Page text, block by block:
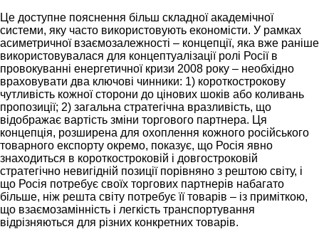
Це доступне пояснення більш складної академічної
системи, яку часто використовують економісти. У рамках
асиметричної взаємозалежності – концепції, яка вже раніше
використовувалася для концептуалізації ролі Росії в
провокуванні енергетичної кризи 2008 року – необхідно
враховувати два ключові чинники: 1) короткострокову
чутливість кожної сторони до цінових шоків або коливань
пропозиції; 2) загальна стратегічна вразливість, що
відображає вартість зміни торгового партнера. Ця
концепція, розширена для охоплення кожного російського
товарного експорту окремо, показує, що Росія явно
знаходиться в короткостроковій і довгостроковій
стратегічно невигідній позиції порівняно з рештою світу, і
що Росія потребує своїх торгових партнерів набагато
більше, ніж решта світу потребує її товарів – із приміткою,
що взаємозамінність і легкість транспортування
відрізняються для різних конкретних товарів.